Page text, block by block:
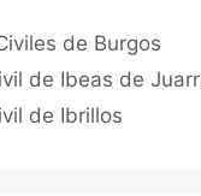
de Burgos
de Ibeas de
de Ibrillos